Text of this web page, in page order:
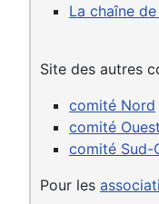
La chaîne
Site des autres
comité Nord
comité Ouest
comité Sud-
Pour les